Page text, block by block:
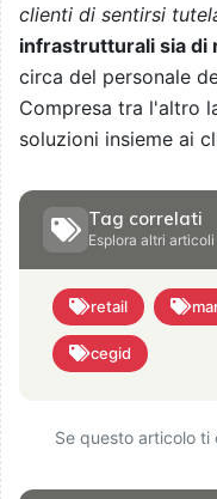
clienti di sentirsi
infrastrutturali sia di
circa del personale
Compresa tra l'altro
soluzioni insieme ai
Tag correlati
Esplora altri
retail
cegid
Se questo articolo ti